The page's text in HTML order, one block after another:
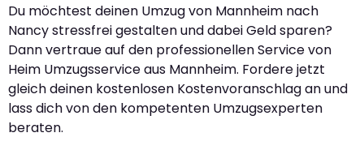
Du möchtest deinen Umzug von Mannheim nach
Nancy stressfrei gestalten und dabei Geld sparen?
Dann vertraue auf den professionellen Service von
Heim Umzugsservice aus Mannheim. Fordere jetzt
gleich deinen kostenlosen Kostenvoranschlag an und
lass dich von den kompetenten Umzugsexperten
beraten.